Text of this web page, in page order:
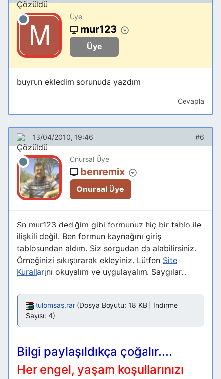
Üye
mur123
Üye
buyrun ekledim sorunuda yazdım
Cevapla
13/04/2010, 19:46 #6
Onursal Üye
benremix
Onursal Üye
Sn mur123 dediğim gibi formunuz hiç bir tablo ile
ilişkili değil. Ben formun kaynağını giriş
tablosundan aldım. Siz sorgudan da alabilirsiniz.
Örneğinizi sıkıştırarak ekleyiniz. Lütfen Site
Kurallarını okuyalım ve uygulayalım. Saygılar...
tülomsaş.rar(Dosya Boyutu: 18 KB | İndirme
Sayısı: 4)
Bilgi paylaşıldıkça çoğalır....
Her engel, yaşam koşullarınızı